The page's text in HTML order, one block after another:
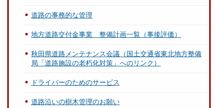
道路の事務的な管理
地方道路交付金事業 整備計画一覧（事後評価）
秋田県道路メンテナンス会議（国土交通省東北地方整備
局「道路施設の老朽化対策」へのリンク）
ドライバーのためのサービス
道路沿いの樹木管理のお願い